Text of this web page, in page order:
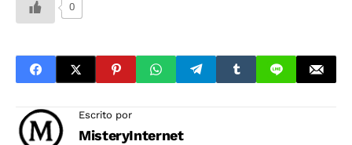
0
Escrito por
MisteryInternet